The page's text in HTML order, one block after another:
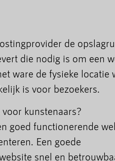
de
die nodig is om een
ware de fysieke locatie
is voor bezoekers.
kunstenaars?
goed functionerende
Een goede
snel en